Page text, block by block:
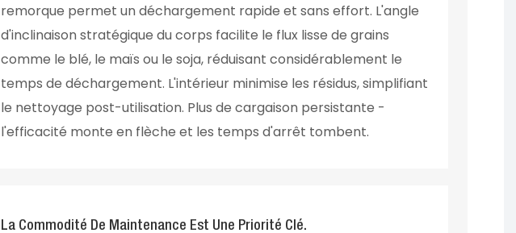
remorque permet un déchargement rapide et sans effort. L'angle
d'inclinaison stratégique du corps facilite le flux lisse de grains
comme le blé, le maïs ou le soja, réduisant considérablement le
temps de déchargement. L'intérieur minimise les résidus, simplifiant
le nettoyage post-utilisation. Plus de cargaison persistante -
l'efficacité monte en flèche et les temps d'arrêt tombent.
La Commodité De Maintenance Est Une Priorité Clé.